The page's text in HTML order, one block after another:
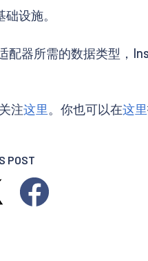
设施。
器所需的数据类型，
注这里。你也可以在这里
POST